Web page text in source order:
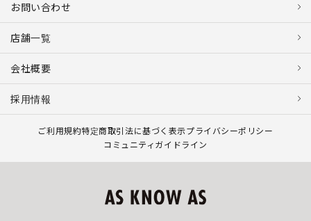
お問い合わせ
店舗一覧
会社概要
採用情報
ご利用規約特定商取引法に基づく表示プライバシーポリシー
コミュニティガイドライン